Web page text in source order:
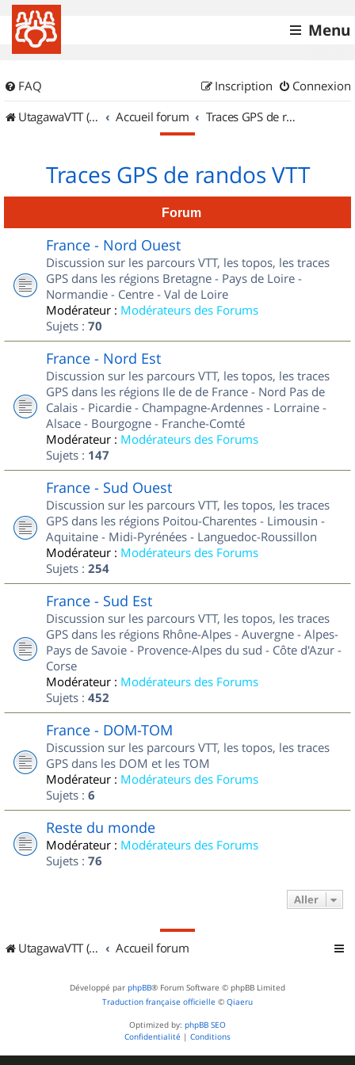
Menu
FAQ Connexion
Inscription
UtagawaVTT (Randos VTT et VTTAE avec traces GPS)
Accueil forum Traces GPS de randos VTT
Traces GPS de randos VTT
Forum
France - Nord Ouest
Discussion sur les parcours VTT, les topos, les traces
GPS dans les régions Bretagne - Pays de Loire -
Normandie - Centre - Val de Loire
Modérateur : Modérateurs des Forums
Sujets : 70
France - Nord Est
Discussion sur les parcours VTT, les topos, les traces
GPS dans les régions Ile de de France - Nord Pas de
Calais - Picardie - Champagne-Ardennes - Lorraine -
Alsace - Bourgogne - Franche-Comté
Modérateur : Modérateurs des Forums
Sujets : 147
France - Sud Ouest
Discussion sur les parcours VTT, les topos, les traces
GPS dans les régions Poitou-Charentes - Limousin -
Aquitaine - Midi-Pyrénées - Languedoc-Roussillon
Modérateur : Modérateurs des Forums
Sujets : 254
France - Sud Est
Discussion sur les parcours VTT, les topos, les traces
GPS dans les régions Rhône-Alpes - Auvergne - Alpes-
Pays de Savoie - Provence-Alpes du sud - Côte d'Azur -
Corse
Modérateur : Modérateurs des Forums
Sujets : 452
France - DOM-TOM
Discussion sur les parcours VTT, les topos, les traces
GPS dans les DOM et les TOM
Modérateur : Modérateurs des Forums
Sujets : 6
Reste du monde
Modérateur : Modérateurs des Forums
Sujets : 76
Aller
UtagawaVTT (Randos VTT et VTTAE avec traces GPS) Accueil forum
Développé par phpBB® Forum Software © phpBB Limited
Traduction française officielle © Qiaeru
Optimized by: phpBB SEO
Confidentialité | Conditions